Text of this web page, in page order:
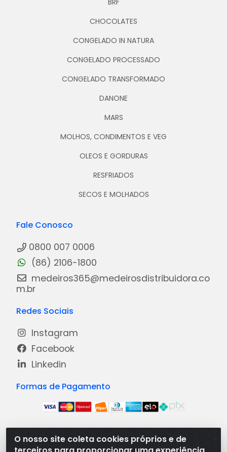
O nosso site coleta cookies próprios e de
BRF
CHOCOLATES
CONGELADO IN NATURA
CONGELADO PROCESSADO
CONGELADO TRANSFORMADO
DANONE
MARS
MOLHOS, CONDIMENTOS E VEG
OLEOS E GORDURAS
RESFRIADOS
SECOS E MOLHADOS
Fale Conosco
0800 007 0006
(86) 2106-1800
medeiros365@medeirosdistribuidora.co
m.br
Redes Sociais
Instagram
Facebook
Linkedin
Formas de Pagamento
Medeiros Distribuidora - Rua Dias Carneiro, 1977 -